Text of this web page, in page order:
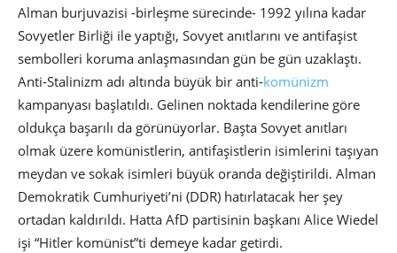
Alman burjuvazisi -birleşme sürecinde- 1992 yılına kadar
Sovyetler Birliği ile yaptığı, Sovyet anıtlarını ve antifaşist
sembolleri koruma anlaşmasından gün be gün uzaklaştı.
Anti-Stalinizm adı altında büyük bir anti-komünizm
kampanyası başlatıldı. Gelinen noktada kendilerine göre
oldukça başarılı da görünüyorlar. Başta Sovyet anıtları
olmak üzere komünistlerin, antifaşistlerin isimlerini taşıyan
meydan ve sokak isimleri büyük oranda değiştirildi. Alman
Demokratik Cumhuriyeti’ni (DDR) hatırlatacak her şey
ortadan kaldırıldı. Hatta AfD partisinin başkanı Alice Wiedel
işi “Hitler komünist”ti demeye kadar getirdi.